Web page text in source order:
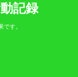
記録
す。